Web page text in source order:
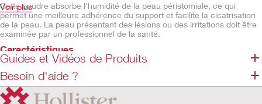
Cette poudre absorbe l'humidité de la peau péristomiale, ce qui
permet une meilleure adhérence du support et facilite la cicatrisation
de la peau. La peau présentant des lésions ou des irritations doit être
examinée par un professionnel de la santé.
Caractéristiques
Flacon souple pratique
Jauge de niveau sur le côté du flacon
Non stérile
Voir plus
Guides et Vidéos de Produits
Besoin d'aide ?